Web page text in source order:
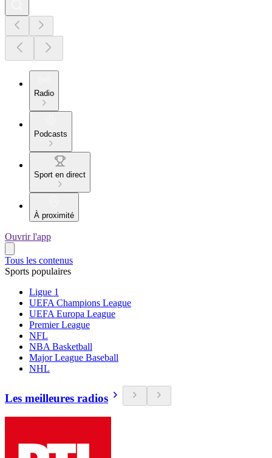
Radio
Podcasts
Sport en direct
À proximité
Ouvrir l'app
Tous les contenus
Sports populaires
Ligue 1
UEFA Champions League
UEFA Europa League
Premier League
NFL
NBA Basketball
Major League Baseball
NHL
Les meilleures radios